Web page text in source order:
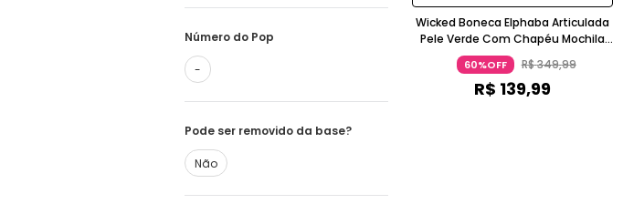
Número do Pop
-
Pode ser removido da base?
Não
Wicked Boneca Elphaba Articulada
Pele Verde Com Chapéu Mochila
4+ Mattel
60%OFF R$349,99
R$ 139,99